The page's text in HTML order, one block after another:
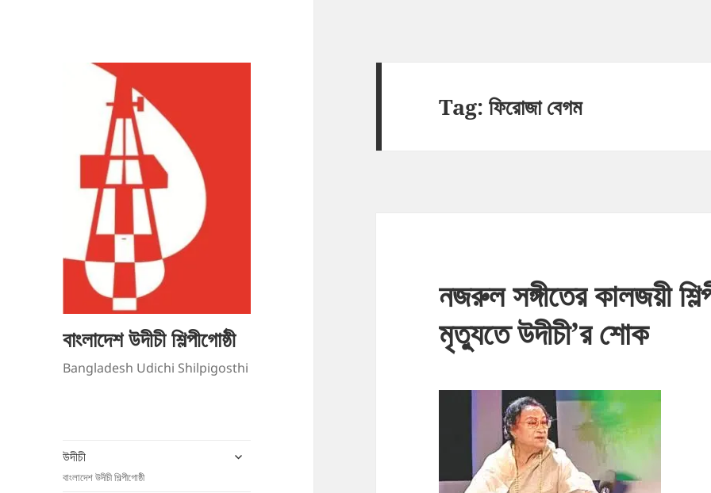
বাংলাদেশ উদীচী শিল্পীগোষ্ঠী
Bangladesh Udichi Shilpigosthi
উদীচী
বাংলাদেশ উদীচী শিল্পীগোষ্ঠী
expand
Tag:ফিরোজা বেগম
নজরুল সঙ্গীতের কালজয়ী
মৃত্যুতে উদীচী’র শোক